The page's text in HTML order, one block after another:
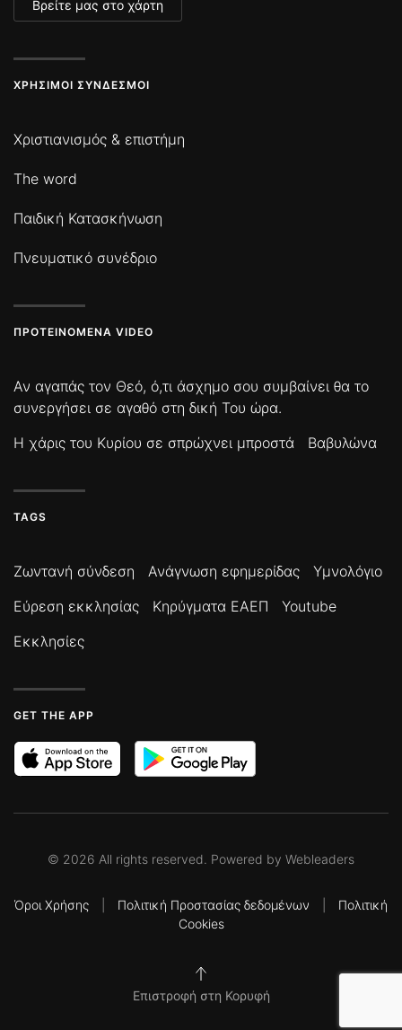
Βρείτε μας στο χάρτη
ΧΡΉΣΙΜΟΙ ΣΎΝΔΕΣΜΟΙ
Χριστιανισμός & επιστήμη
The word
Παιδική Κατασκήνωση
Πνευματικό συνέδριο
ΠΡΟΤΕΙΝΌΜΕΝΑ VIDEO
Αν αγαπάς τον Θεό, ό,τι άσχημο σου συμβαίνει θα το
συνεργήσει σε αγαθό στη δική Του ώρα.
Η χάρις του Κυρίου σε σπρώχνει μπροστά
Βαβυλώνα
TAGS
Ζωντανή σύνδεση Ανάγνωση εφημερίδας
Υμνολόγιο
Εύρεση εκκλησίας
Κηρύγματα ΕΑΕΠ
Youtube
Εκκλησίες
GET THE APP
© 2026 All rights reserved. Powered by Webleaders
Όροι Χρήσης Πολιτική Προστασίας δεδομένων
Πολιτική
Cookies
Επιστροφή στη Κορυφή